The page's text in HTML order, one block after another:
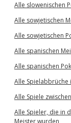
Alle slowenischen
Alle sowjetischen
Alle sowjetischen
Alle spanischen
Alle spanischen
Alle Spielabbrüche
Alle Spiele
Alle Spieler, die in
Meister wurden